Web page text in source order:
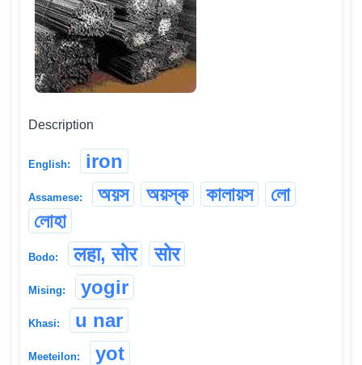
Description
English: iron
Assamese: অয়স অয়স্ক কালায়স
লো
লোহা
Bodo: लहा, सोर सोर
Mising: yogir
Khasi: u nar
Meeteilon: yot